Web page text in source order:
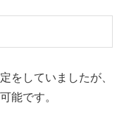
をしていましたが、
能です。